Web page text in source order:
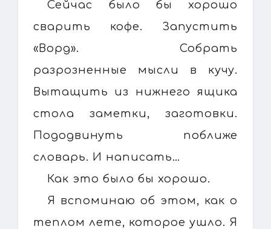
Сейчас было бы хорошо
сварить кофе. Запустить
«Ворд». Собрать
разрозненные мысли в кучу.
Вытащить из нижнего ящика
стола заметки, заготовки.
Пододвинуть поближе
словарь. И написать…
Как это было бы хорошо.
Я вспоминаю об этом, как о
теплом лете, которое ушло. Я